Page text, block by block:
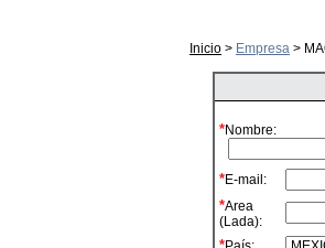
Inicio > Empresa >
*Nombre:
*E-mail:
*Area
(Lada):